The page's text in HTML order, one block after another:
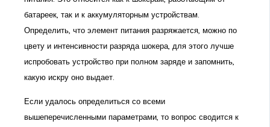
батареек, так и к аккумуляторным устройствам.
Определить, что элемент питания разряжается, можно по
цвету и интенсивности разряда шокера, для этого лучше
испробовать устройство при полном заряде и запомнить,
какую искру оно выдает.
Если удалось определиться со всеми
вышеперечисленными параметрами, то вопрос сводится к